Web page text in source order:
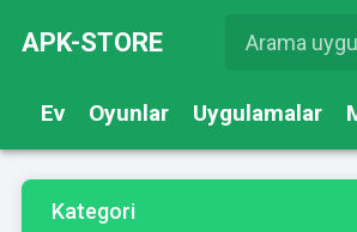
APK-STORE
Ev Oyunlar Uygulamalar
Kategori